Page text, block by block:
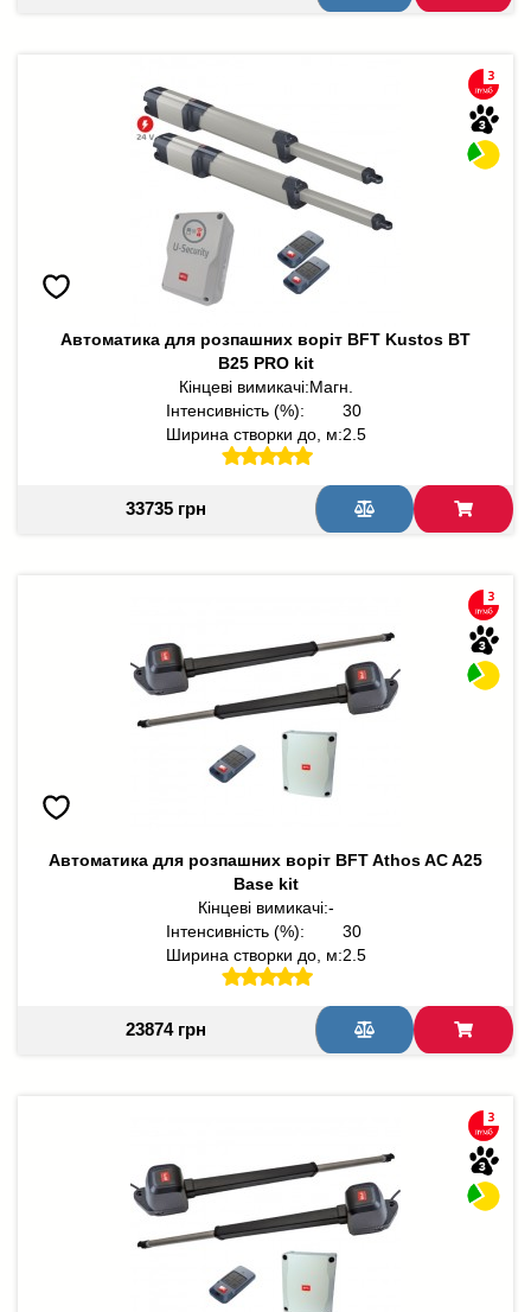
Автоматика для розпашних воріт BFT Kustos BT
B25 PRO kit
Кінцеві вимикачі:Магн.
Інтенсивність (%):
30
Ширина створки до, м:2.5
33735 грн
Автоматика для розпашних воріт BFT Athos AC A25
Base kit
Кінцеві вимикачі:-
Інтенсивність (%):
30
Ширина створки до, м:2.5
23874 грн